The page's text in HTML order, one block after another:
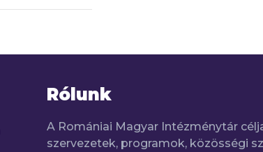
Rólunk
A Romániai Magyar Intézménytár
szervezetek, programok, közösségi